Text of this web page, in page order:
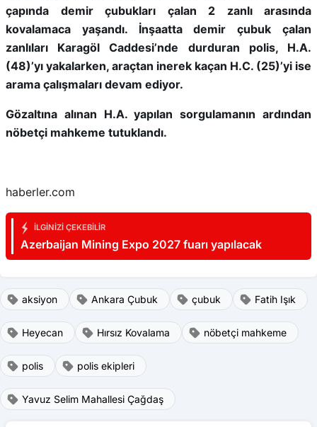
çapında demir çubukları çalan 2 zanlı arasında
kovalamaca yaşandı. İnşaatta demir çubuk çalan
zanlıları Karagöl Caddesi’nde durduran polis, H.A.
(48)’yı yakalarken, araçtan inerek kaçan H.C. (25)’yi ise
arama çalışmaları devam ediyor.
Gözaltına alınan H.A. yapılan sorgulamanın ardından
nöbetçi mahkeme tutuklandı.
haberler.com
İLGINIZI ÇEKEBILIR
Azerbaijan Mining Expo 2027 fuarı yapılacak
aksiyon Ankara Çubuk çubuk Fatih Işık
Heyecan Hırsız Kovalama nöbetçi mahkeme
polis polis ekipleri
Yavuz Selim Mahallesi Çağdaş